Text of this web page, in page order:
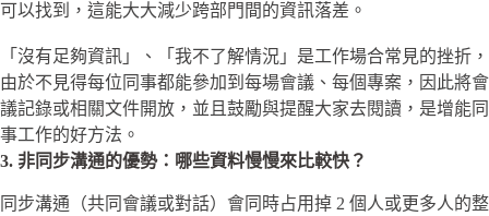
可以找到，這能大大減少跨部門間的資訊落差。
「沒有足夠資訊」、「我不了解情況」是工作場合常見的挫折，
由於不見得每位同事都能參加到每場會議、每個專案，因此將會
議記錄或相關文件開放，並且鼓勵與提醒大家去閱讀，是增能同
事工作的好方法。
3. 非同步溝通的優勢：哪些資料慢慢來比較快？
同步溝通（共同會議或對話）會同時占用掉 2 個人或更多人的整